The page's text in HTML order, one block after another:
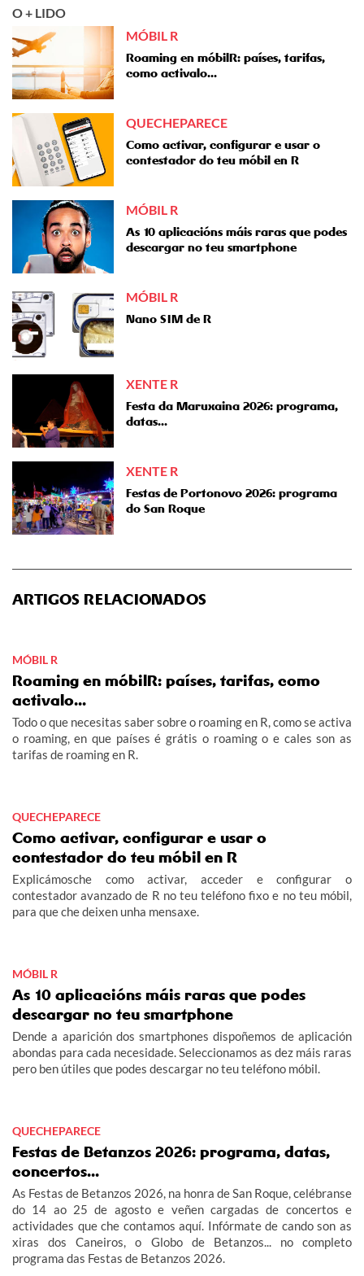
O + LIDO
MÓBIL R
Roaming en móbilR: países, tarifas,
como activalo...
QUECHEPARECE
Como activar, configurar e usar o
contestador do teu móbil en R
MÓBIL R
As 10 aplicacións máis raras que podes
descargar no teu smartphone
MÓBIL R
Nano SIM de R
XENTE R
Festa da Maruxaina 2026: programa,
datas...
XENTE R
Festas de Portonovo 2026: programa
do San Roque
ARTIGOS RELACIONADOS
MÓBIL R
Roaming en móbilR: países, tarifas, como
activalo...
Todo o que necesitas saber sobre o roaming en R, como se activa
o roaming, en que países é grátis o roaming o e cales son as
tarifas de roaming en R.
QUECHEPARECE
Como activar, configurar e usar o
contestador do teu móbil en R
Explicámosche como activar, acceder e configurar o
contestador avanzado de R no teu teléfono fixo e no teu móbil,
para que che deixen unha mensaxe.
MÓBIL R
As 10 aplicacións máis raras que podes
descargar no teu smartphone
Dende a aparición dos smartphones dispoñemos de aplicación
abondas para cada necesidade. Seleccionamos as dez máis raras
pero ben útiles que podes descargar no teu teléfono móbil.
QUECHEPARECE
Festas de Betanzos 2026: programa, datas,
concertos...
As Festas de Betanzos 2026, na honra de San Roque, celébranse
do 14 ao 25 de agosto e veñen cargadas de concertos e
actividades que che contamos aquí. Infórmate de cando son as
xiras dos Caneiros, o Globo de Betanzos... no completo
programa das Festas de Betanzos 2026.